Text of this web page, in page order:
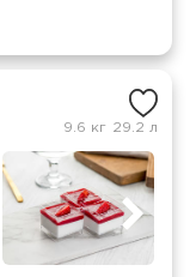
9.6 кг 29.2 л